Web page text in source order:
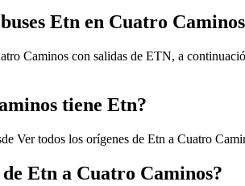
Etn en Cuatro
Caminos con salidas de ETN, a
tiene Etn?
Ver todos los orígenes de Etn a Cuatro
Etn a Cuatro Caminos?